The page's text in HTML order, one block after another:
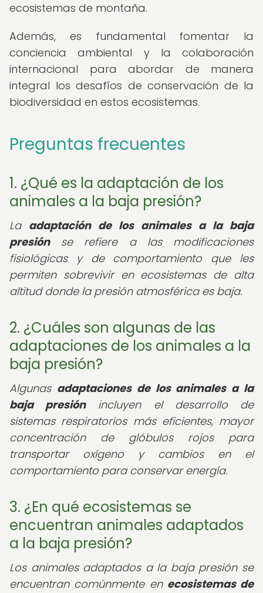
ecosistemas de montaña.
Además, es fundamental fomentar la
conciencia ambiental y la colaboración
internacional para abordar de manera
integral los desafíos de conservación de la
biodiversidad en estos ecosistemas.
Preguntas frecuentes
1. ¿Qué es la adaptación de los
animales a la baja presión?
La adaptación de los animales a la baja
presiónse refiere a las modificaciones
fisiológicas y de comportamiento que les
permiten sobrevivir en ecosistemas de alta
altitud donde la presión atmosférica es baja.
2. ¿Cuáles son algunas de las
adaptaciones de los animales a la
baja presión?
Algunas adaptaciones de los animales a la
baja presiónincluyen el desarrollo de
sistemas respiratorios más eficientes, mayor
concentración de glóbulos rojos para
transportar oxígeno y cambios en el
comportamiento para conservar energía.
3. ¿En qué ecosistemas se
encuentran animales adaptados
a la baja presión?
Los animales adaptados a la baja presión se
encuentran comúnmente en ecosistemas de